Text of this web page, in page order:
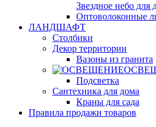
Звездное небо для
Оптоволоконные
ЛАНДШАФТ
Столбики
Декор территории
Вазоны из гранита
Подсветка
Сантехника для дома
Краны для сада
Правила продажи товаров